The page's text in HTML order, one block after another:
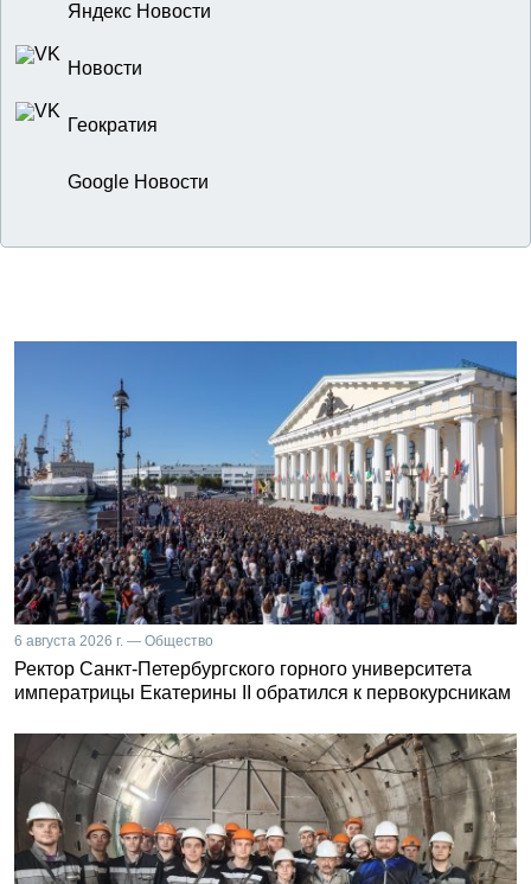
Яндекс Новости
Новости
Геократия
Google Новости
6 августа 2026 г. — Общество
Ректор Санкт-Петербургского горного университета
императрицы Екатерины II обратился к первокурсникам